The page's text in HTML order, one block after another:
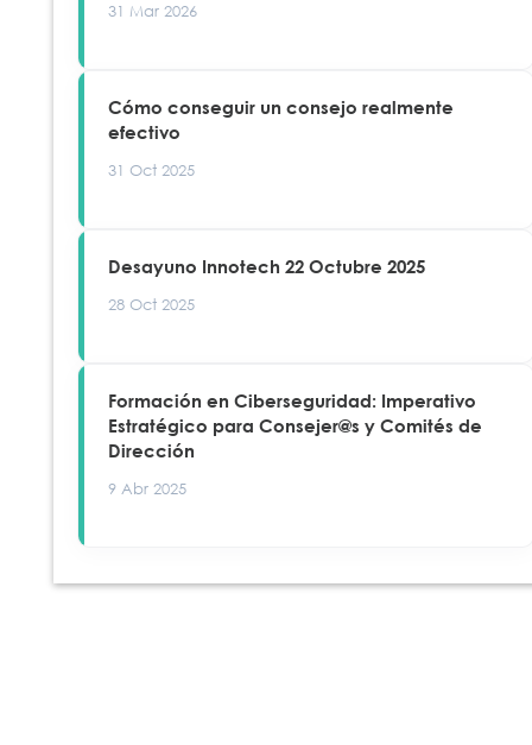
31 Mar 2026
Cómo conseguir un consejo realmente
efectivo
31 Oct 2025
Desayuno Innotech 22 Octubre 2025
28 Oct 2025
Formación en Ciberseguridad: Imperativo
Estratégico para Consejer@s y Comités de
Dirección
9 Abr 2025